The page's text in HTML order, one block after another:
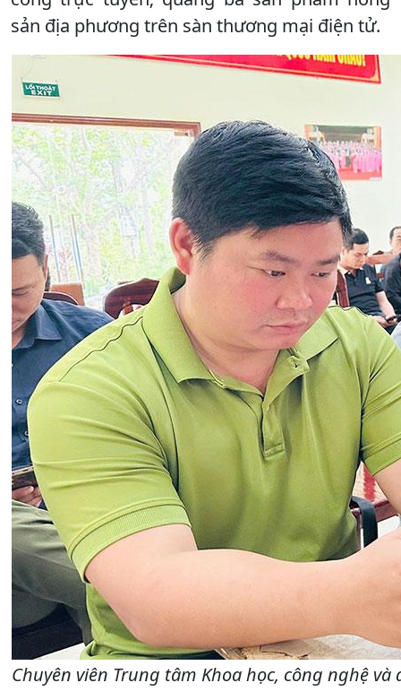
sản địa phương trên sàn thương mại điện tử.
Chuyên viên Trung tâm Khoa học, công nghệ